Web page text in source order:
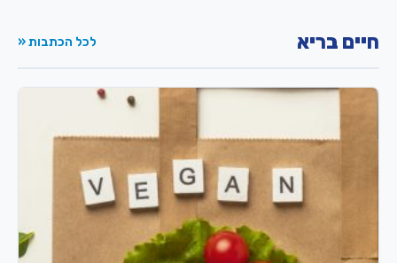
חיים בריא לכל הכתבות «